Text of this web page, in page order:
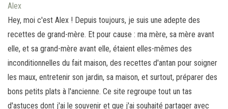
Alex
Hey, moi c'est Alex ! Depuis toujours, je suis une adepte des
recettes de grand-mère. Et pour cause : ma mère, sa mère avant
elle, et sa grand-mère avant elle, étaient elles-mêmes des
inconditionnelles du fait maison, des recettes d'antan pour soigner
les maux, entretenir son jardin, sa maison, et surtout, préparer des
bons petits plats à l'ancienne. Ce site regroupe tout un tas
d'astuces dont j'ai le souvenir et que j'ai souhaité partager avec